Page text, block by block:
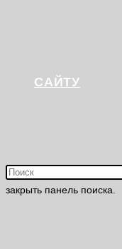
САЙТУ
закрыть панель поиска.